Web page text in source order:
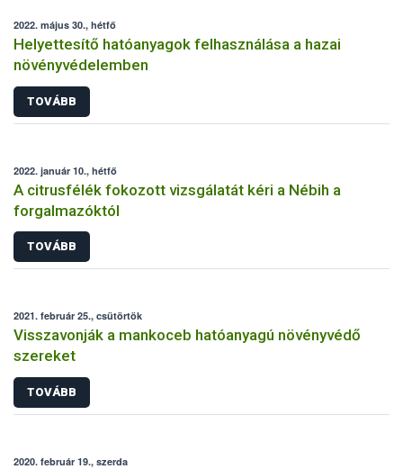
2022. május 30., hétfő
Helyettesítő hatóanyagok felhasználása a hazai
növényvédelemben
TOVÁBB
2022. január 10., hétfő
A citrusfélék fokozott vizsgálatát kéri a Nébih a
forgalmazóktól
TOVÁBB
2021. február 25., csütörtök
Visszavonják a mankoceb hatóanyagú növényvédő
szereket
TOVÁBB
2020. február 19., szerda